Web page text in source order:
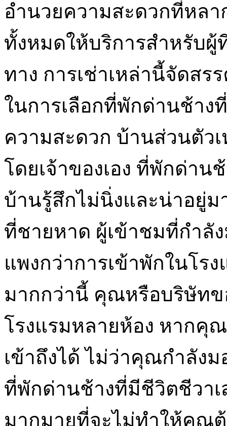
อำนวยความสะดวกที่หล
ทั้งหมดให้บริการสำหรับผู้
ทาง การเช่าเหล่านี้จัดสร
ในการเลือกที่พักด่านช้าง
ความสะดวก บ้านส่วนตัว
โดยเจ้าของเอง ที่พักด่า
บ้านรู้สึกไม่นิ่งและน่าอยู่ม
ที่ชายหาด ผู้เข้าชมที่กำลั
แพงกว่าการเข้าพักในโร
มากกว่านี้ คุณหรือบริษัท
โรงแรมหลายห้อง หากคุ
เข้าถึงได้ ไม่ว่าคุณกำลัง
ที่พักด่านช้างที่มีชีวิตชีวาเ
มากมายที่จะไม่ทำให้คุณต้